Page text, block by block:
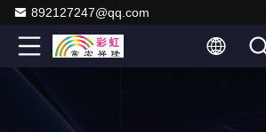
892127247@qq.com